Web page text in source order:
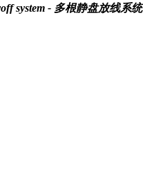
system - 多根静盘放线系统